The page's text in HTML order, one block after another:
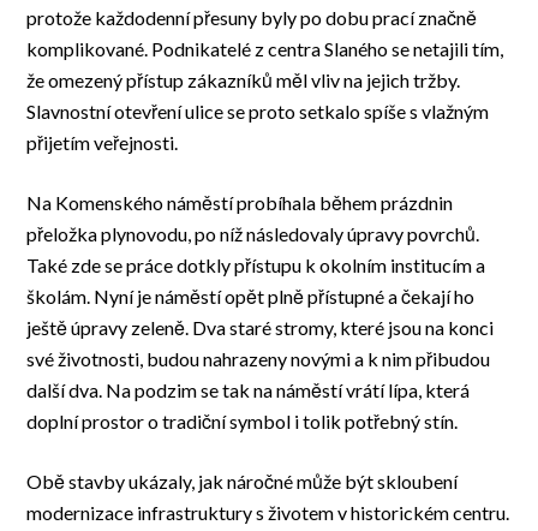
protože každodenní přesuny byly po dobu prací značně
komplikované. Podnikatelé z centra Slaného se netajili tím,
že omezený přístup zákazníků měl vliv na jejich tržby.
Slavnostní otevření ulice se proto setkalo spíše s vlažným
přijetím veřejnosti.
Na Komenského náměstí probíhala během prázdnin
přeložka plynovodu, po níž následovaly úpravy povrchů.
Také zde se práce dotkly přístupu k okolním institucím a
školám. Nyní je náměstí opět plně přístupné a čekají ho
ještě úpravy zeleně. Dva staré stromy, které jsou na konci
své životnosti, budou nahrazeny novými a k nim přibudou
další dva. Na podzim se tak na náměstí vrátí lípa, která
doplní prostor o tradiční symbol i tolik potřebný stín.
Obě stavby ukázaly, jak náročné může být skloubení
modernizace infrastruktury s životem v historickém centru.